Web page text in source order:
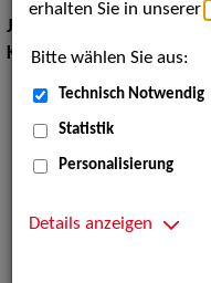
Jahrgang:
Körpergröße:180 cm
erhalten Sie in unserer
Bitte wählen Sie aus:
Technisch Notwendig
Statistik
Personalisierung
Details anzeigen